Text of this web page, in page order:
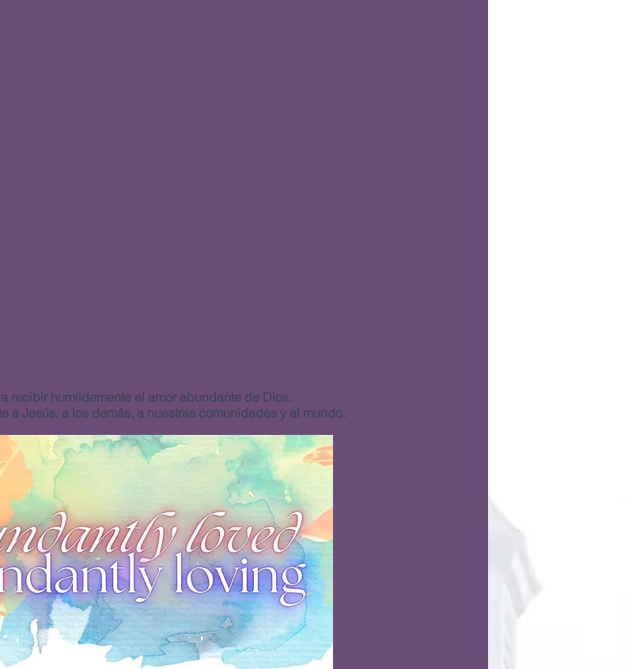
recibir humildemente el amor abundante de Dios.
a Jesús, a los demás, a nuestras comunidades y al mundo.